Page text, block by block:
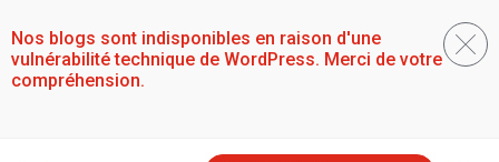
au
contenu
principal
Nos blogs sont indisponibles en raison d'une
vulnérabilité technique de WordPress. Merci de votre
compréhension.